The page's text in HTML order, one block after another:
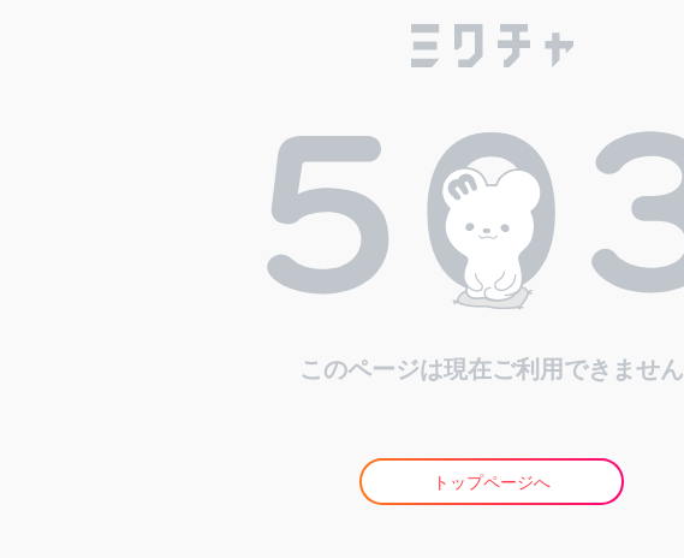
このページは現在ご利用できません